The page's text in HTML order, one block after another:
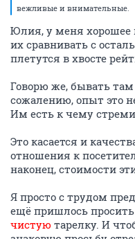
вежливые и внимательные.
Юлия, у меня хорошее
их сравнивать с
плетутся в хвосте
Говорю же, бывать
сожалению, опыт это
Им есть к чему
Это касается и
отношения к
наконец, стоимости
Я просто с трудом
ещё пришлось
чистую тарелку. И